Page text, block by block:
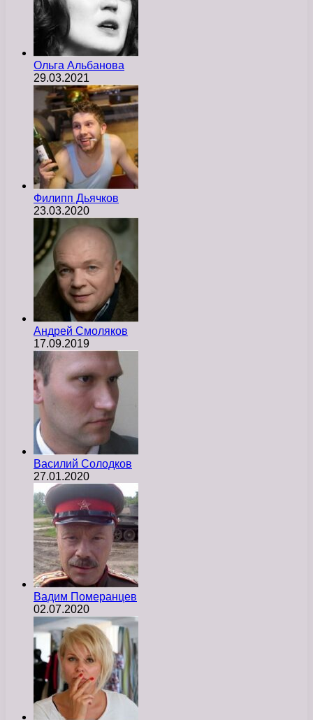
Ольга Альбанова
29.03.2021
Филипп Дьячков
23.03.2020
Андрей Смоляков
17.09.2019
Василий Солодков
27.01.2020
Вадим Померанцев
02.07.2020